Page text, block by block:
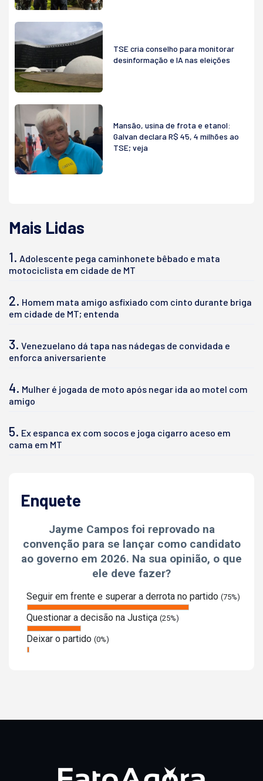
TSE cria conselho para monitorar
desinformação e IA nas eleições
Mansão, usina de frota e etanol:
Galvan declara R$ 45, 4 milhões ao
TSE; veja
Mais Lidas
1. Adolescente pega caminhonete bêbado e mata
motociclista em cidade de MT
2. Homem mata amigo asfixiado com cinto durante briga
em cidade de MT; entenda
3. Venezuelano dá tapa nas nádegas de convidada e
enforca aniversariente
4. Mulher é jogada de moto após negar ida ao motel com
amigo
5. Ex espanca ex com socos e joga cigarro aceso em
cama em MT
Enquete
Jayme Campos foi reprovado na
convenção para se lançar como candidato
ao governo em 2026. Na sua opinião, o que
ele deve fazer?
Seguir em frente e superar a derrota no partido (75%)
Questionar a decisão na Justiça (25%)
Deixar o partido (0%)